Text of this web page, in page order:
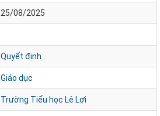
25/08/2025
Quyết định
Giáo dục
Trường Tiểu học Lê Lợi